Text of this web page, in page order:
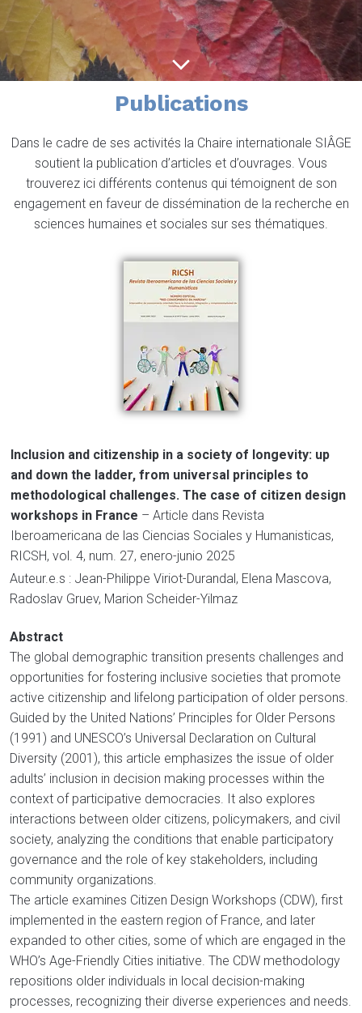
Publications
Dans le cadre de ses activités la Chaire internationale SIÂGE
soutient la publication d’articles et d’ouvrages. Vous
trouverez ici différents contenus qui témoignent de son
engagement en faveur de dissémination de la recherche en
sciences humaines et sociales sur ses thématiques.
Inclusion and citizenship in a society of longevity: up
and down the ladder, from universal principles to
methodological challenges. The case of citizen design
workshops in France – Article dans Revista
Iberoamericana de las Ciencias Sociales y Humanisticas,
RICSH, vol. 4, num. 27, enero-junio 2025
Auteur.e.s : Jean-Philippe Viriot-Durandal, Elena Mascova,
Radoslav Gruev, Marion Scheider-Yilmaz
Abstract
The global demographic transition presents challenges and
opportunities for fostering inclusive societies that promote
active citizenship and lifelong participation of older persons.
Guided by the United Nations’ Principles for Older Persons
(1991) and UNESCO’s Universal Declaration on Cultural
Diversity (2001), this article emphasizes the issue of older
adults’ inclusion in decision making processes within the
context of participative democracies. It also explores
interactions between older citizens, policymakers, and civil
society, analyzing the conditions that enable participatory
governance and the role of key stakeholders, including
community organizations.
The article examines Citizen Design Workshops (CDW), first
implemented in the eastern region of France, and later
expanded to other cities, some of which are engaged in the
WHO’s Age-Friendly Cities initiative. The CDW methodology
repositions older individuals in local decision-making
processes, recognizing their diverse experiences and needs.